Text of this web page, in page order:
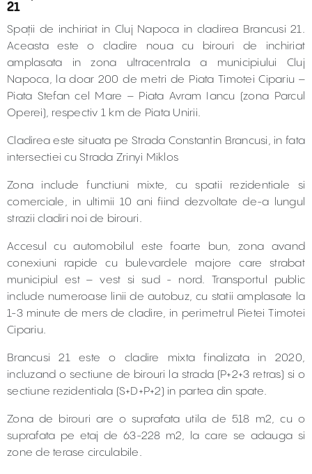
21
Spații de inchiriat in Cluj Napoca in cladirea Brancusi 21.
Aceasta este o cladire noua cu birouri de inchiriat
amplasata in zona ultracentrala a municipiului Cluj
Napoca, la doar 200 de metri de Piata Timotei Cipariu –
Piata Stefan cel Mare – Piata Avram Iancu (zona Parcul
Operei), respectiv 1 km de Piata Unirii.
Cladirea este situata pe Strada Constantin Brancusi, in fata
intersectiei cu Strada Zrinyi Miklos
Zona include functiuni mixte, cu spatii rezidentiale si
comerciale, in ultimii 10 ani fiind dezvoltate de-a lungul
strazii cladiri noi de birouri.
Accesul cu automobilul este foarte bun, zona avand
conexiuni rapide cu bulevardele majore care strabat
municipiul est – vest si sud - nord. Transportul public
include numeroase linii de autobuz, cu statii amplasate la
1-3 minute de mers de cladire, in perimetrul Pietei Timotei
Cipariu.
Brancusi 21 este o cladire mixta finalizata in 2020,
incluzand o sectiune de birouri la strada (P+2+3 retras) si o
sectiune rezidentiala (S+D+P+2) in partea din spate.
Zona de birouri are o suprafata utila de 518 m2, cu o
suprafata pe etaj de 63-228 m2, la care se adauga si
zone de terase circulabile.